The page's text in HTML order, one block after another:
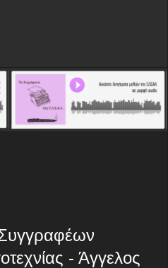
- Άγγελος